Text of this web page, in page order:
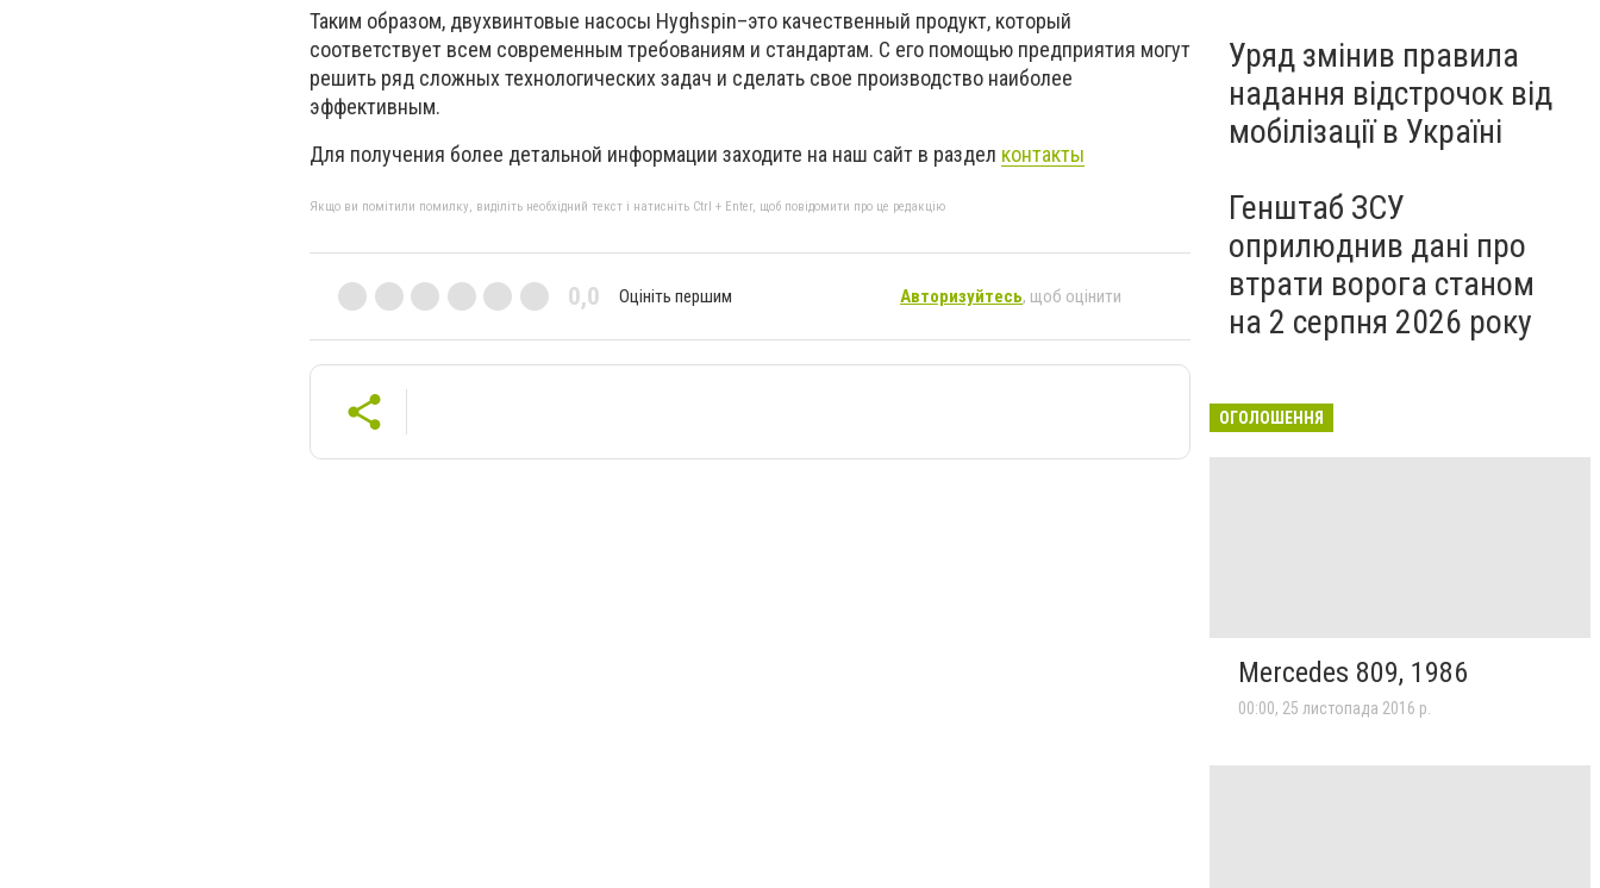
Таким образом, двухвинтовые насосы Hyghspin–это качественный продукт, который
соответствует всем современным требованиям и стандартам. С его помощью предприятия могут
решить ряд сложных технологических задач и сделать свое производство наиболее
эффективным.
Для получения более детальной информации заходите на наш сайт в раздел контакты
Якщо ви помітили помилку, виділіть необхідний текст і натисніть Ctrl + Enter, щоб повідомити про це редакцію
0,0 Оцініть першим Авторизуйтесь, щоб оцінити
Уряд змінив правила
надання відстрочок від
мобілізації в Україні
Генштаб ЗСУ
оприлюднив дані про
втрати ворога станом
на 2 серпня 2026 року
ОГОЛОШЕННЯ
Mercedes 809, 1986
00:00, 25 листопада 2016 р.